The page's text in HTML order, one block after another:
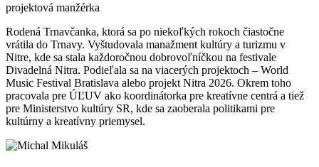
projektová manžérka
Rodená Trnavčanka, ktorá sa po niekoľkých rokoch čiastočne
vrátila do Trnavy. Vyštudovala manažment kultúry a turizmu v
Nitre, kde sa stala každoročnou dobrovoľníčkou na festivale
Divadelná Nitra. Podieľala sa na viacerých projektoch – World
Music Festival Bratislava alebo projekt Nitra 2026. Okrem toho
pracovala pre ÚĽUV ako koordinátorka pre kreatívne centrá a tiež
pre Ministerstvo kultúry SR, kde sa zaoberala politikami pre
kultúrny a kreatívny priemysel.